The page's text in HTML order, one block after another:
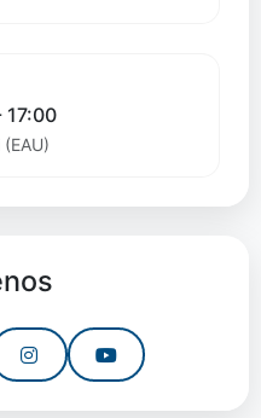
17:00